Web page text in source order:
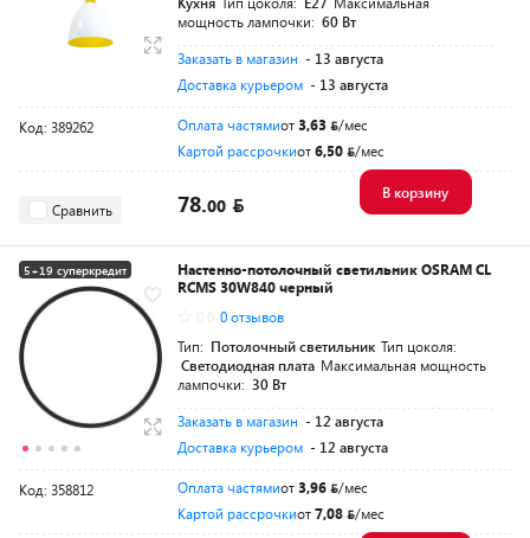
мощность лампочки: 60 Вт
Заказать в магазин - 13 августа
Доставка курьером - 13 августа
Код: 389262 Оплата частямиот3,63
/мес
Картой рассрочкиот6,50 /мес
Сравнить 78.00
В корзину
5+19 суперкредит
Настенно-потолочный светильник OSRAM CL
RCMS 30W840 черный
0 отзывов
Тип: Потолочный светильник Тип цоколя:
Светодиодная плата Максимальная мощность
лампочки: 30 Вт
Заказать в магазин - 12 августа
Доставка курьером - 12 августа
Код: 358812 Оплата частямиот3,96
/мес
Картой рассрочкиот7,08 /мес